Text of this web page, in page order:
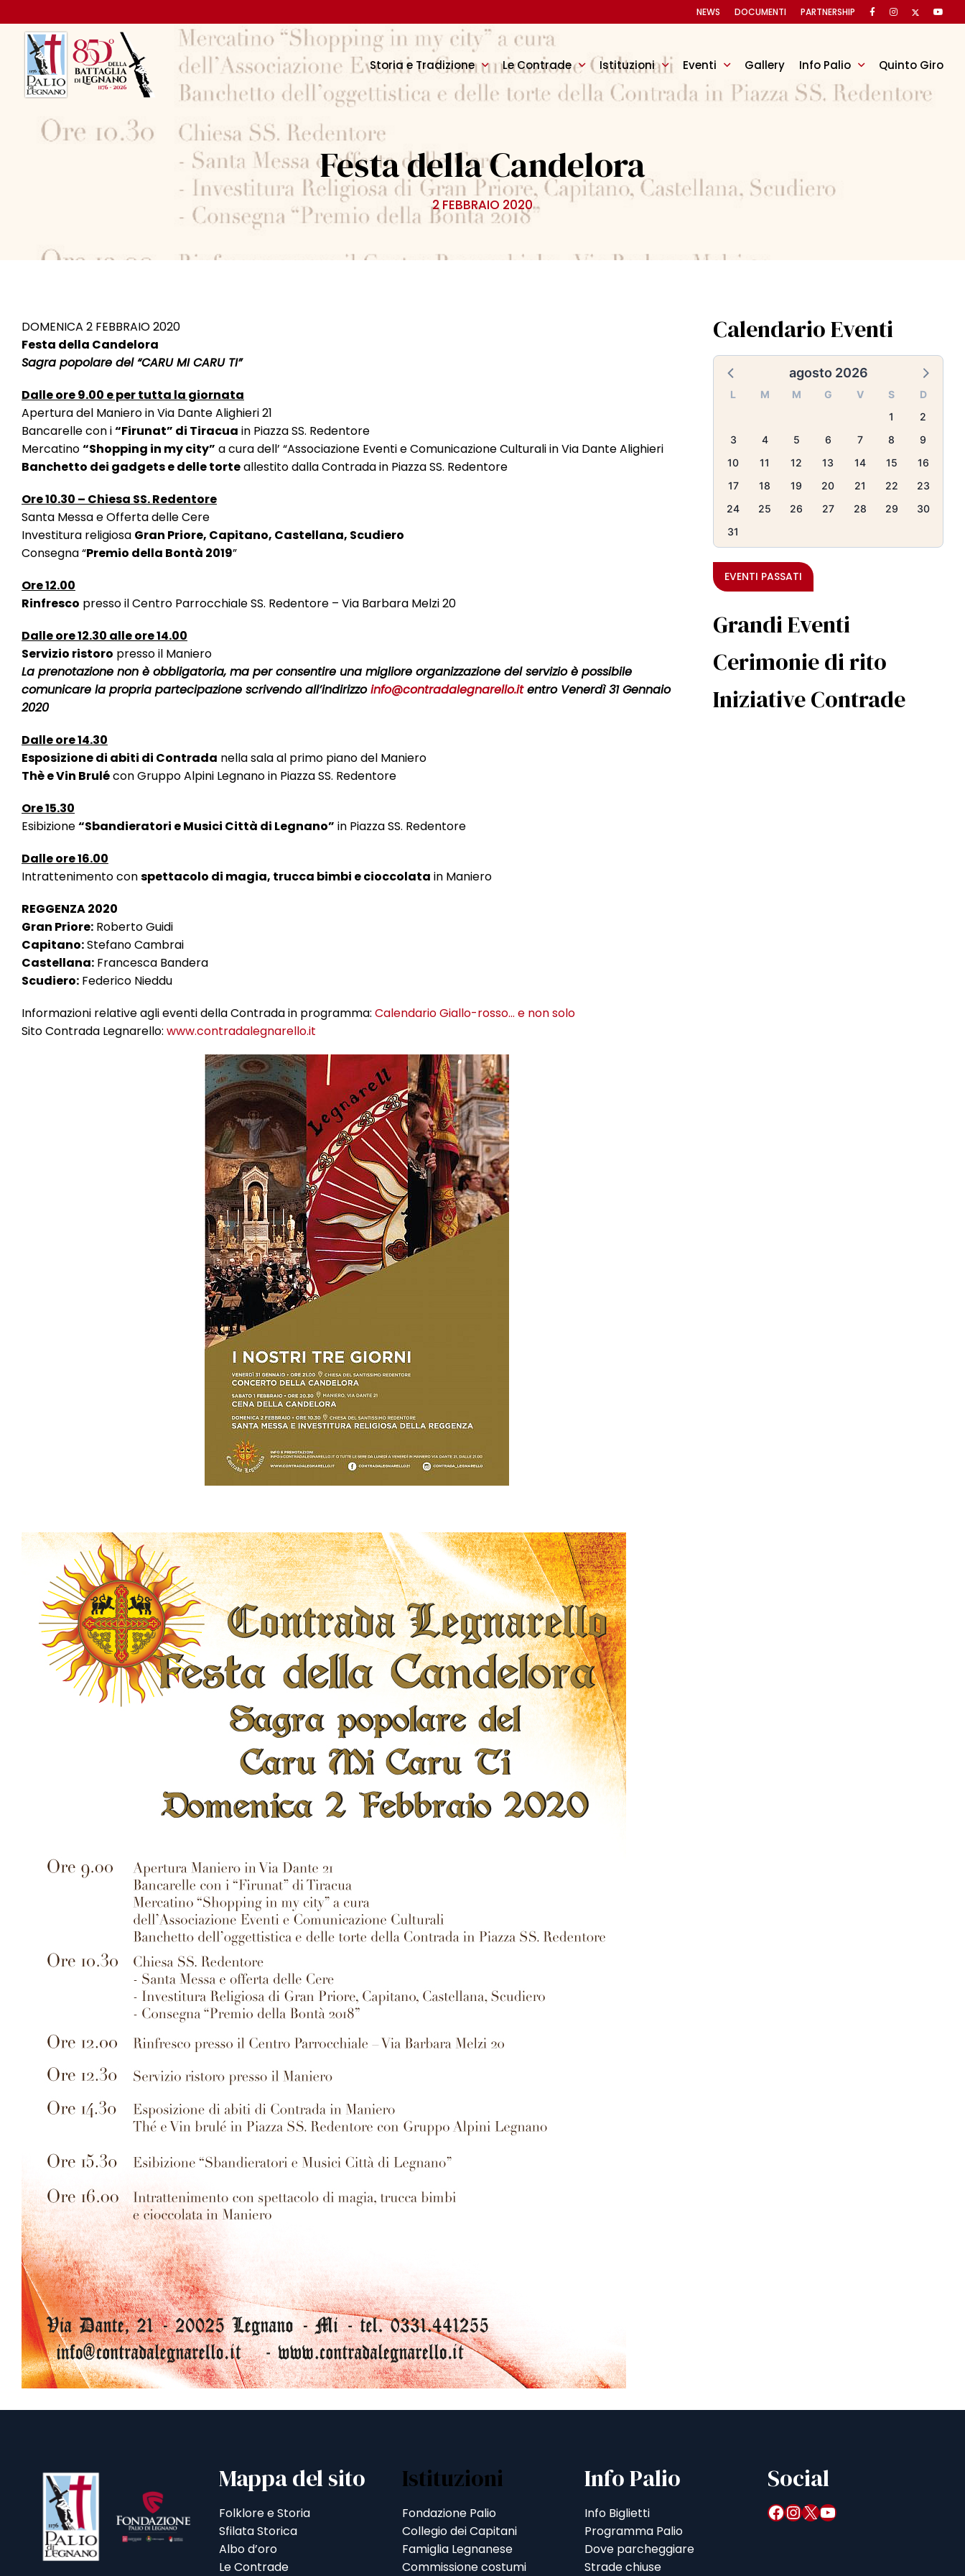
Storia e Tradizione Le Contrade Istituzioni Eventi Gallery Info Palio Quinto Giro
NEWS DOCUMENTI PARTNERSHIP
Festa della Candelora
2 FEBBRAIO 2020
DOMENICA 2 FEBBRAIO 2020
Festa della Candelora
Sagra popolare del “CARU MI CARU TI”
Dalle ore 9.00 e per tutta la giornata
Apertura del Maniero in Via Dante Alighieri 21
Bancarelle con i“Firunat” di Tiracua in Piazza SS. Redentore
Mercatino“Shopping in my city” a cura dell’ “Associazione Eventi e Comunicazione Culturali in Via Dante Alighieri
Banchetto dei gadgets e delle torteallestito dalla Contrada in Piazza SS. Redentore
Ore 10.30 – Chiesa SS. Redentore
Santa Messa e Offerta delle Cere
Investitura religiosa Gran Priore, Capitano, Castellana, Scudiero
Consegna “Premio della Bontà 2019”
Ore 12.00
Rinfresco presso il Centro Parrocchiale SS. Redentore – Via Barbara Melzi 20
Dalle ore 12.30 alle ore 14.00
Servizio ristoro presso il Maniero
La prenotazione non è obbligatoria, ma per consentire una migliore organizzazione del servizio è possibile
comunicare la propria partecipazione scrivendo all’indirizzoinfo@contradalegnarello.itentro Venerdì 31 Gennaio
2020
Dalle ore 14.30
Esposizione di abiti di Contrada nella sala al primo piano del Maniero
Thè e Vin Brulécon Gruppo Alpini Legnano in Piazza SS. Redentore
Ore 15.30
Esibizione“Sbandieratori e Musici Città di Legnano” in Piazza SS. Redentore
Dalle ore 16.00
Intrattenimento conspettacolo di magia, trucca bimbi e cioccolata in Maniero
REGGENZA 2020
Gran Priore: Roberto Guidi
Capitano:Stefano Cambrai
Castellana: Francesca Bandera
Scudiero: Federico Nieddu
Informazioni relative agli eventi della Contrada in programma: Calendario Giallo-rosso… e non solo
Sito Contrada Legnarello: www.contradalegnarello.it
Calendario Eventi
agosto 2026
L M M G V S
D
1
2
3
4 5 6 7 8
9
10
11 12 13 14 15
16
17
18 19 20 21 22
23
24
25 26 27 28 29
30
31
EVENTI PASSATI
Grandi Eventi
Cerimonie di rito
Iniziative Contrade
Mappa del sito
Folklore e Storia
Sfilata Storica
Albo d’oro
Le Contrade
Istituzioni
Fondazione Palio
Collegio dei Capitani
Famiglia Legnanese
Commissione costumi
Info Palio
Info Biglietti
Programma Palio
Dove parcheggiare
Strade chiuse
Social
Facebook InstagramX YouTube